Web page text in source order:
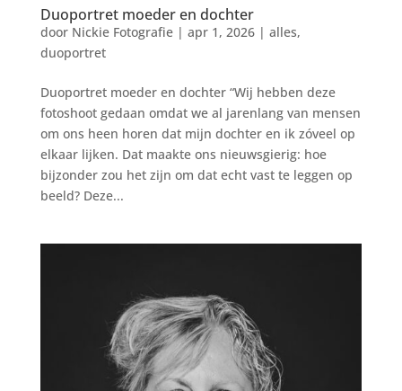
Duoportret moeder en dochter
door Nickie Fotografie| apr 1, 2026| alles,
duoportret
Duoportret moeder en dochter “Wij hebben deze
fotoshoot gedaan omdat we al jarenlang van mensen
om ons heen horen dat mijn dochter en ik zóveel op
elkaar lijken. Dat maakte ons nieuwsgierig: hoe
bijzonder zou het zijn om dat echt vast te leggen op
beeld? Deze...